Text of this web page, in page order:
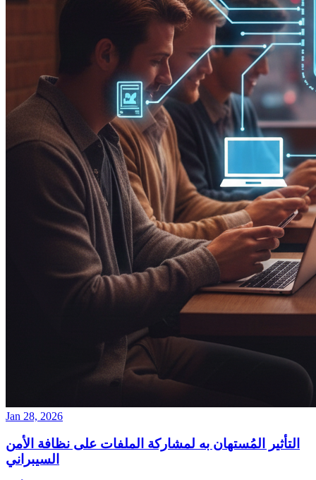
Jan 28, 2026
التأثير المُستهان به لمشاركة الملفات على نظافة الأمن
السيبراني